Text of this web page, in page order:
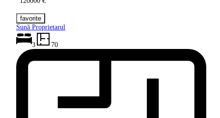
Sună Proprietarul
3 70